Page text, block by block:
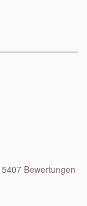
5407 Bewertungen